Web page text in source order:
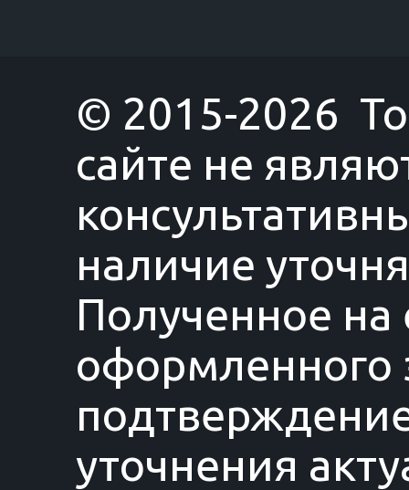
© 2015-2026
сайте не
наличие
Полученное на
оформленного
уточнения